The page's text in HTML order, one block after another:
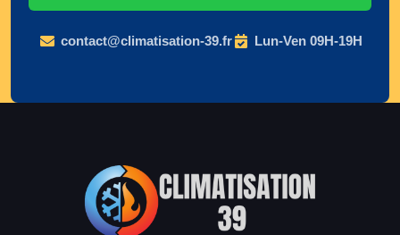
contact@climatisation-39.fr Lun-Ven 09H-19H